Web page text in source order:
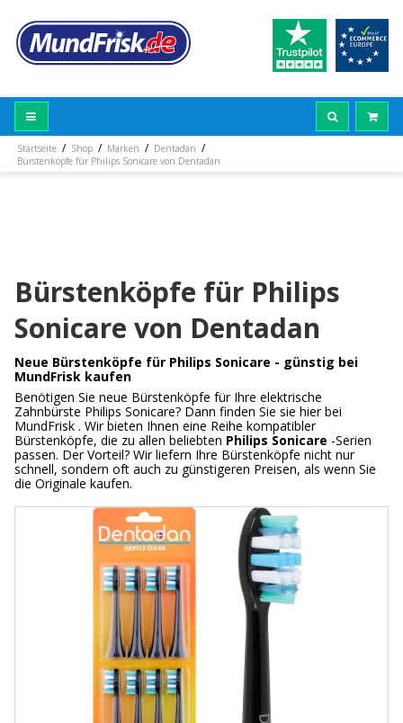
Startseite / Shop / Marken / Dentadan /
Bürstenköpfe für Philips Sonicare von Dentadan
Bürstenköpfe für Philips
Sonicare von Dentadan
Neue Bürstenköpfe für Philips Sonicare - günstig bei
MundFrisk kaufen
Benötigen Sie neue Bürstenköpfe für Ihre elektrische
Zahnbürste Philips Sonicare? Dann finden Sie sie hier bei
MundFrisk . Wir bieten Ihnen eine Reihe kompatibler
Bürstenköpfe, die zu allen beliebten Philips Sonicare -Serien
passen. Der Vorteil? Wir liefern Ihre Bürstenköpfe nicht nur
schnell, sondern oft auch zu günstigeren Preisen, als wenn Sie
die Originale kaufen.